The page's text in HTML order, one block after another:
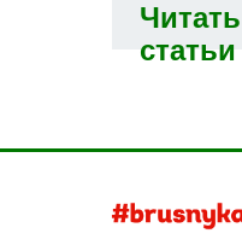
статьи